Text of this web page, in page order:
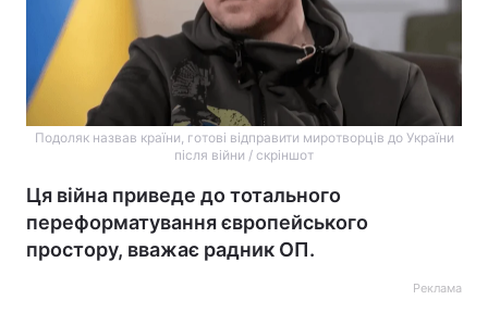
Подоляк назвав країни, готові відправити миротворців до України
після війни / скріншот
Ця війна приведе до тотального
переформатування європейського
простору, вважає радник ОП.
Реклама